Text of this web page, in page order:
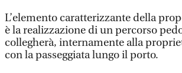
L’elemento caratterizzante della
è la realizzazione di un percorso
collegherà, internamente alla
con la passeggiata lungo il porto.